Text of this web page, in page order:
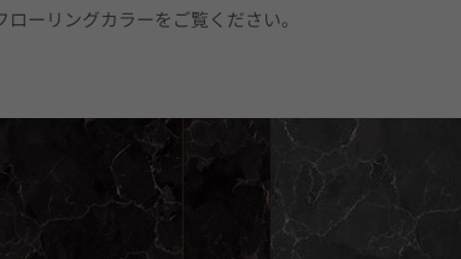
ーリングカラーをご覧ください。